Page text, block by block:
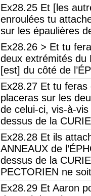
Ex28.25 Et [les
enroulées tu
sur les épaulières
Ex28.26 > Et tu
deux extrémités du
[est] du côté de
Ex28.27 Et tu feras
placeras sur les
de celui-ci, vis-à-
dessus de la
Ex28.28 Et ils
ANNEAUX de
dessus de la
PECTORIEN ne
Ex28.29 Et Aaron